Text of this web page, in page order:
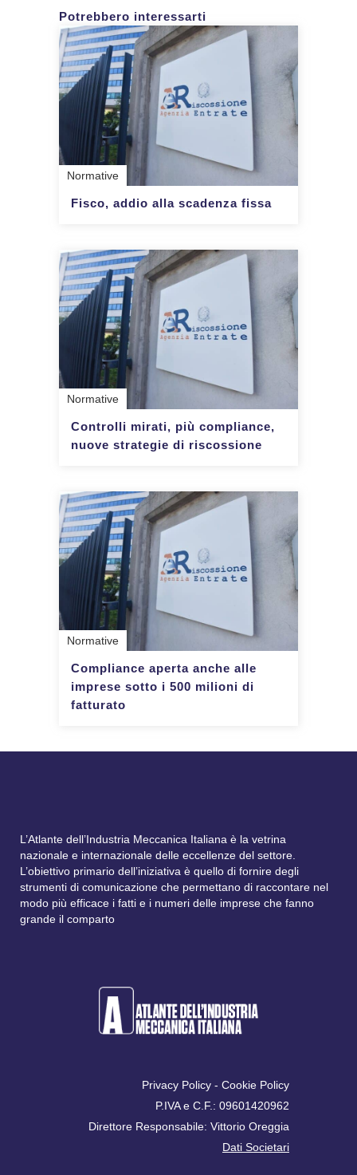
Potrebbero interessarti
Normative
Fisco, addio alla scadenza fissa
Normative
Controlli mirati, più compliance,
nuove strategie di riscossione
Normative
Compliance aperta anche alle
imprese sotto i 500 milioni di
fatturato
L’Atlante dell’Industria Meccanica Italiana è la vetrina
nazionale e internazionale delle eccellenze del settore.
L’obiettivo primario dell’iniziativa è quello di fornire degli
strumenti di comunicazione che permettano di raccontare nel
modo più efficace i fatti e i numeri delle imprese che fanno
grande il comparto
Privacy Policy - Cookie Policy
P.IVA e C.F.: 09601420962
Direttore Responsabile: Vittorio Oreggia
Dati Societari